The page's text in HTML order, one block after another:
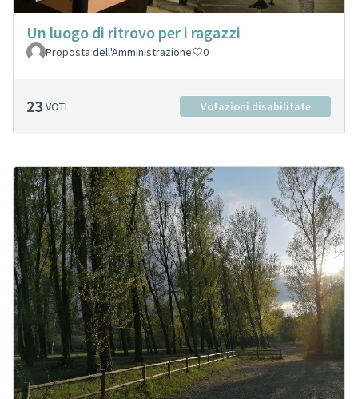
Un luogo di ritrovo per i ragazzi
Proposta dell'Amministrazione 0
23 VOTI Votazioni disabilitate